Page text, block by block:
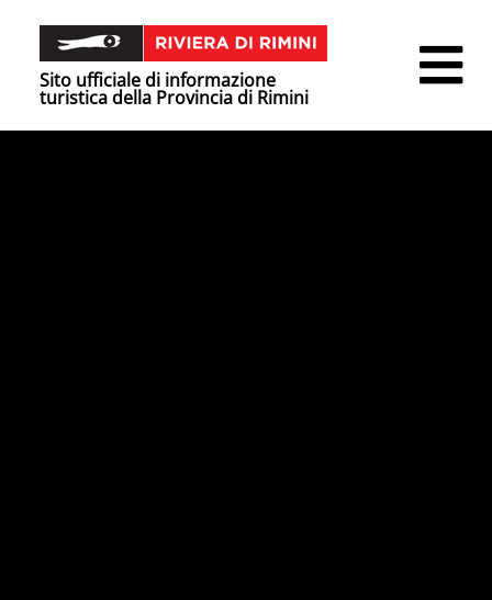
Sito ufficiale di informazione
turistica della Provincia di Rimini